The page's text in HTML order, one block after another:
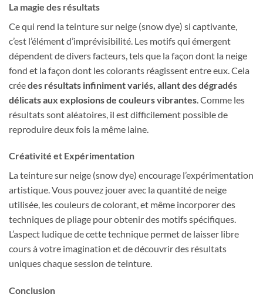
La magie des résultats
Ce qui rend la teinture sur neige (snow dye) si captivante,
c’est l’élément d’imprévisibilité. Les motifs qui émergent
dépendent de divers facteurs, tels que la façon dont la neige
fond et la façon dont les colorants réagissent entre eux. Cela
créedes résultats infiniment variés, allant des dégradés
délicats aux explosions de couleurs vibrantes . Comme les
résultats sont aléatoires, il est difficilement possible de
reproduire deux fois la même laine.
Créativité et Expérimentation
La teinture sur neige (snow dye) encourage l’expérimentation
artistique. Vous pouvez jouer avec la quantité de neige
utilisée, les couleurs de colorant, et même incorporer des
techniques de pliage pour obtenir des motifs spécifiques.
L’aspect ludique de cette technique permet de laisser libre
cours à votre imagination et de découvrir des résultats
uniques chaque session de teinture.
Conclusion